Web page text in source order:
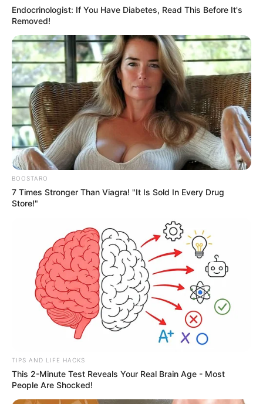
Endocrinologist: If You Have Diabetes, Read This Before It's
Removed!
BOOSTARO
7 Times Stronger Than Viagra! "It Is Sold In Every Drug
Store!"
TIPS AND LIFE HACKS
This 2-Minute Test Reveals Your Real Brain Age - Most
People Are Shocked!